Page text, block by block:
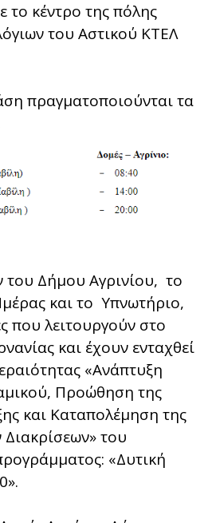
το κέντρο της πόλης
του Αστικού ΚΤΕΛ
πραγματοποιούνται τα
του Δήμου Αγρινίου, το
και το Υπνωτήριο,
που λειτουργούν στο
και έχουν ενταχθεί
«Ανάπτυξη
Προώθηση της
και Καταπολέμηση της
του
«Δυτική